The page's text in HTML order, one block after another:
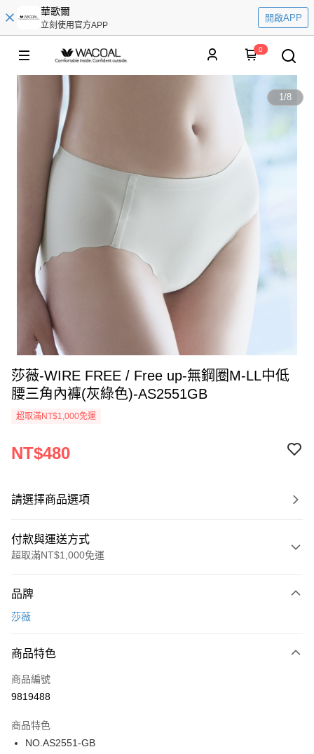
華歌爾
立刻使用官方APP
開啟APP
0
1/8
莎薇-WIRE FREE / Free up-無鋼圈M-LL中低
腰三角內褲(灰綠色)-AS2551GB
超取滿NT$1,000免運
NT$480
請選擇商品選項
付款與運送方式
超取滿NT$1,000免運
信用卡一次付款
LINE Pay
街口支付
運送方式
品牌
莎薇
商品特色
商品編號
9819488
商品特色
NO.AS2551-GB